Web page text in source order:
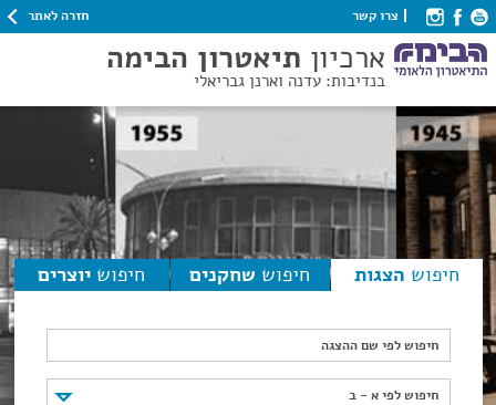
צרו קשר חזרה לאתר
ארכיון תיאטרון הבימה
בנדיבות: עדנה וארנן גבריאלי
חיפוש הצגות חיפוש שחקנים חיפוש יוצרים
חיפוש לפי שם ההצגה
חיפוש לפי א - ב
חיפוש לפי א - ב